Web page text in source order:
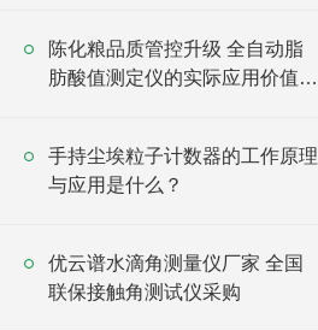
陈化粮品质管控升级 全自动脂
肪酸值测定仪的实际应用价值盘
手持尘埃粒子计数器的工作原理
与应用是什么？
优云谱水滴角测量仪厂家 全国
联保接触角测试仪采购